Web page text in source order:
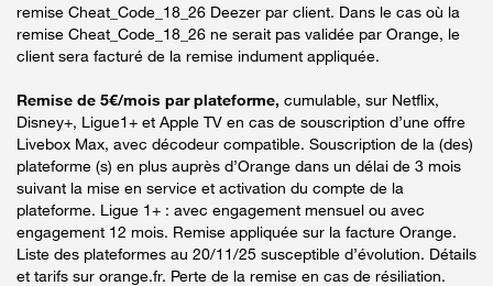
remise Cheat_Code_18_26 Deezer par client. Dans le cas où la
remise Cheat_Code_18_26 ne serait pas validée par Orange, le
client sera facturé de la remise indument appliquée.
Remise de 5€/mois par plateforme, cumulable, sur Netflix,
Disney+, Ligue1+ et Apple TV en cas de souscription d’une offre
Livebox Max, avec décodeur compatible. Souscription de la (des)
plateforme (s) en plus auprès d’Orange dans un délai de 3 mois
suivant la mise en service et activation du compte de la
plateforme. Ligue 1+ : avec engagement mensuel ou avec
engagement 12 mois. Remise appliquée sur la facture Orange.
Liste des plateformes au 20/11/25 susceptible d’évolution. Détails
et tarifs sur orange.fr. Perte de la remise en cas de résiliation.